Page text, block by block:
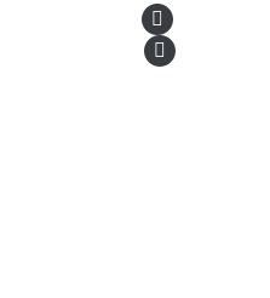
Facebook
page
Instagram